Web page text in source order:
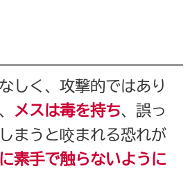
しく、攻撃的ではあり
メスは毒を持ち、誤っ
まうと咬まれる恐れが
素手で触らないように